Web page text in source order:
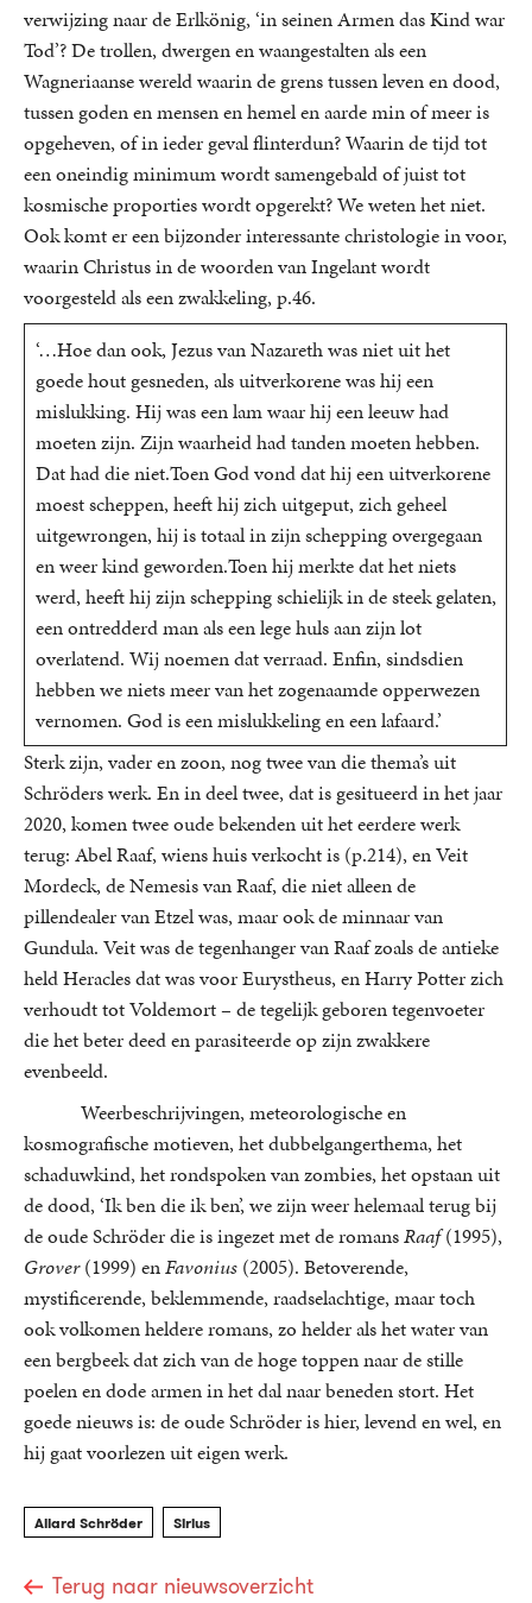
verwijzing naar de Erlkönig, ‘in seinen Armen das Kind war
Tod’? De trollen, dwergen en waangestalten als een
Wagneriaanse wereld waarin de grens tussen leven en dood,
tussen goden en mensen en hemel en aarde min of meer is
opgeheven, of in ieder geval flinterdun? Waarin de tijd tot
een oneindig minimum wordt samengebald of juist tot
kosmische proporties wordt opgerekt? We weten het niet.
Ook komt er een bijzonder interessante christologie in voor,
waarin Christus in de woorden van Ingelant wordt
voorgesteld als een zwakkeling, p.46.
‘…Hoe dan ook, Jezus van Nazareth was niet uit het
goede hout gesneden, als uitverkorene was hij een
mislukking. Hij was een lam waar hij een leeuw had
moeten zijn. Zijn waarheid had tanden moeten hebben.
Dat had die niet.Toen God vond dat hij een uitverkorene
moest scheppen, heeft hij zich uitgeput, zich geheel
uitgewrongen, hij is totaal in zijn schepping overgegaan
en weer kind geworden.Toen hij merkte dat het niets
werd, heeft hij zijn schepping schielijk in de steek gelaten,
een ontredderd man als een lege huls aan zijn lot
overlatend. Wij noemen dat verraad. Enfin, sindsdien
hebben we niets meer van het zogenaamde opperwezen
vernomen. God is een mislukkeling en een lafaard.’
Sterk zijn, vader en zoon, nog twee van die thema’s uit
Schröders werk. En in deel twee, dat is gesitueerd in het jaar
2020, komen twee oude bekenden uit het eerdere werk
terug: Abel Raaf, wiens huis verkocht is (p.214), en Veit
Mordeck, de Nemesis van Raaf, die niet alleen de
pillendealer van Etzel was, maar ook de minnaar van
Gundula. Veit was de tegenhanger van Raaf zoals de antieke
held Heracles dat was voor Eurystheus, en Harry Potter zich
verhoudt tot Voldemort – de tegelijk geboren tegenvoeter
die het beter deed en parasiteerde op zijn zwakkere
evenbeeld.
Weerbeschrijvingen, meteorologische en
kosmografische motieven, het dubbelgangerthema, het
schaduwkind, het rondspoken van zombies, het opstaan uit
de dood, ‘Ik ben die ik ben’, we zijn weer helemaal terug bij
de oude Schröder die is ingezet met de romansRaaf(1995),
Grover(1999) enFavonius (2005). Betoverende,
mystificerende, beklemmende, raadselachtige, maar toch
ook volkomen heldere romans, zo helder als het water van
een bergbeek dat zich van de hoge toppen naar de stille
poelen en dode armen in het dal naar beneden stort. Het
goede nieuws is: de oude Schröder is hier, levend en wel, en
hij gaat voorlezen uit eigen werk.
Allard Schröder Sirius
Terug naar nieuwsoverzicht